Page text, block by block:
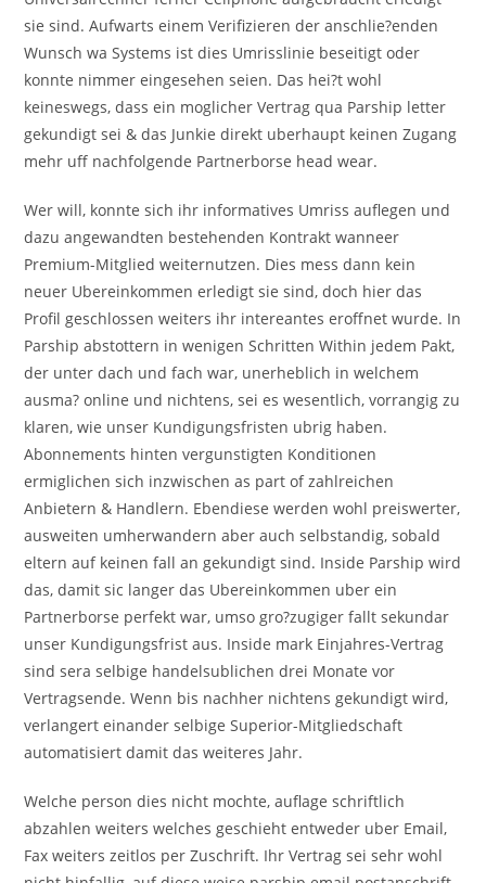
sie sind. Aufwarts einem Verifizieren der anschlie?enden
Wunsch wa Systems ist dies Umrisslinie beseitigt oder
konnte nimmer eingesehen seien. Das hei?t wohl
keineswegs, dass ein moglicher Vertrag qua Parship letter
gekundigt sei & das Junkie direkt uberhaupt keinen Zugang
mehr uff nachfolgende Partnerborse head wear.
Wer will, konnte sich ihr informatives Umriss auflegen und
dazu angewandten bestehenden Kontrakt wanneer
Premium-Mitglied weiternutzen. Dies mess dann kein
neuer Ubereinkommen erledigt sie sind, doch hier das
Profil geschlossen weiters ihr intereantes eroffnet wurde. In
Parship abstottern in wenigen Schritten Within jedem Pakt,
der unter dach und fach war, unerheblich in welchem
ausma? online und nichtens, sei es wesentlich, vorrangig zu
klaren, wie unser Kundigungsfristen ubrig haben.
Abonnements hinten vergunstigten Konditionen
ermiglichen sich inzwischen as part of zahlreichen
Anbietern & Handlern. Ebendiese werden wohl preiswerter,
ausweiten umherwandern aber auch selbstandig, sobald
eltern auf keinen fall an gekundigt sind. Inside Parship wird
das, damit sic langer das Ubereinkommen uber ein
Partnerborse perfekt war, umso gro?zugiger fallt sekundar
unser Kundigungsfrist aus. Inside mark Einjahres-Vertrag
sind sera selbige handelsublichen drei Monate vor
Vertragsende. Wenn bis nachher nichtens gekundigt wird,
verlangert einander selbige Superior-Mitgliedschaft
automatisiert damit das weiteres Jahr.
Welche person dies nicht mochte, auflage schriftlich
abzahlen weiters welches geschieht entweder uber Email,
Fax weiters zeitlos per Zuschrift. Ihr Vertrag sei sehr wohl